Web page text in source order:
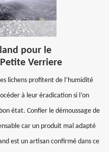
pour le
Verriere
lichens profitent de l’humidité
à leur éradication si l’on
état. Confier le démoussage de
car un produit mal adapté
est un artisan confirmé dans ce